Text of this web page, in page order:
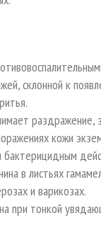
склонной к
кожи
в листьях
и варикозах.
при тонкой